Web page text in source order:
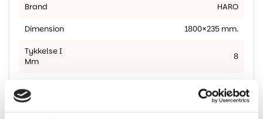
Brand HARO
Dimension 1800×235 mm.
Tykkelse I
Mm
8
Pakke
3.38